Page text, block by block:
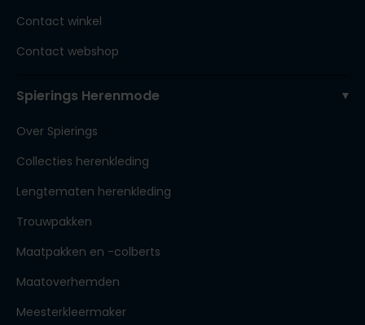
Contact winkel
Contact webshop
Spierings Herenmode
Over Spierings
Collecties herenkleding
Lengtematen herenkleding
Trouwpakken
Maatpakken en -colberts
Maatoverhemden
Meesterkleermaker